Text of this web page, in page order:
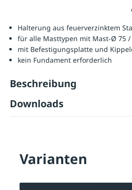
Halterung aus feuerverzinktem
für alle Masttypen mit Mast-Ø 75
mit Befestigungsplatte und
kein Fundament erforderlich
Beschreibung
Downloads
Varianten